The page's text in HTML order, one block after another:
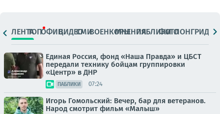
ЛЕНТАТОПОФИЦ.ВИДЕОСМИВОЕНКОРЫМНЕНИЯПАБЛИКИ
ФОТОЛОНГРИДЫ
Единая Россия, фонд «Наша Правда» и ЦБСТ
передали технику бойцам группировки
«Центр» в ДНР
ПАБЛИКИ 07:24
Игорь Гомольский: Вечер, бар для ветеранов.
Народ смотрит фильм «Малыш»